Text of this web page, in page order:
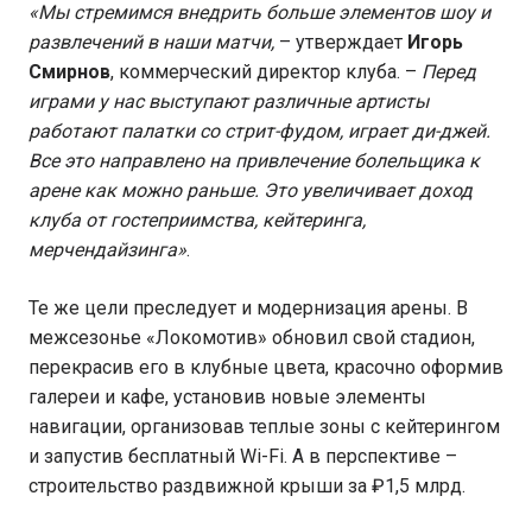
«Мы стремимся внедрить больше элементов шоу и
развлечений в наши матчи, – утверждает Игорь
Смирнов, коммерческий директор клуба. – Перед
играми у нас выступают различные артисты
работают палатки со стрит-фудом, играет ди-джей.
Все это направлено на привлечение болельщика к
арене как можно раньше. Это увеличивает доход
клуба от гостеприимства, кейтеринга,
мерчендайзинга».
Те же цели преследует и модернизация арены. В
межсезонье «Локомотив» обновил свой стадион,
перекрасив его в клубные цвета, красочно оформив
галереи и кафе, установив новые элементы
навигации, организовав теплые зоны с кейтерингом
и запустив бесплатный Wi-Fi. А в перспективе –
строительство раздвижной крыши за ₽1,5 млрд.